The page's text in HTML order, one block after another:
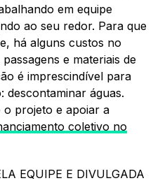
em equipe
ao seu redor. Para que
há alguns custos no
e materiais de
é imprescindível para
descontaminar águas.
projeto e apoiar a
coletivo no
EQUIPE E DIVULGADA